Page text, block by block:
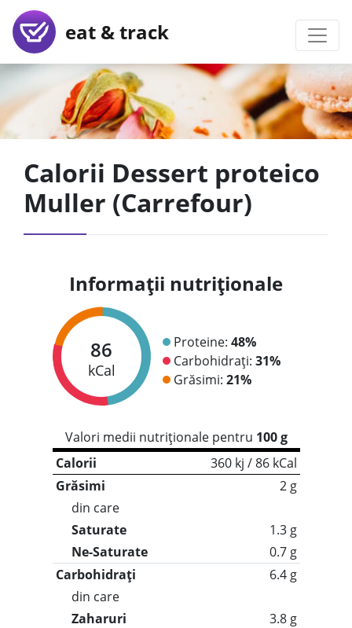
eat & track
Calorii Dessert proteico
Muller (Carrefour)
Informații nutriționale
86
kCal
Proteine: 48%
Carbohidrați: 31%
Grăsimi: 21%
Valori medii nutriționale pentru 100 g
Calorii
360 kj / 86 kCal
Grăsimi
2 g
din care
Saturate
1.3 g
Ne-Saturate
0.7 g
Carbohidrați
6.4 g
din care
Zaharuri
3.8 g